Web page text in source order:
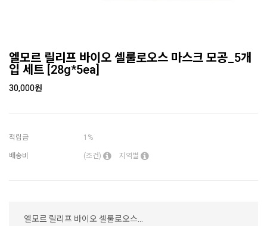
엘모르 릴리프 바이오 셀룰로오스 마스크 모공_5개
입 세트 [28g*5ea]
30,000원
적립금
1%
배송비
(조건) 지역별
엘모르 릴리프 바이오 셀룰로오스 마스크 모공_5개입 세트 [28g*5ea]